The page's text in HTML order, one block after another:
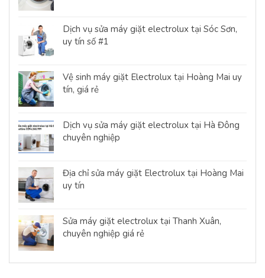
Dịch vụ sửa máy giặt electrolux tại Sóc Sơn,
uy tín số #1
Vệ sinh máy giặt Electrolux tại Hoàng Mai uy
tín, giá rẻ
Dịch vụ sửa máy giặt electrolux tại Hà Đông
chuyên nghiệp
Địa chỉ sửa máy giặt Electrolux tại Hoàng Mai
uy tín
Sửa máy giặt electrolux tại Thanh Xuân,
chuyên nghiệp giá rẻ